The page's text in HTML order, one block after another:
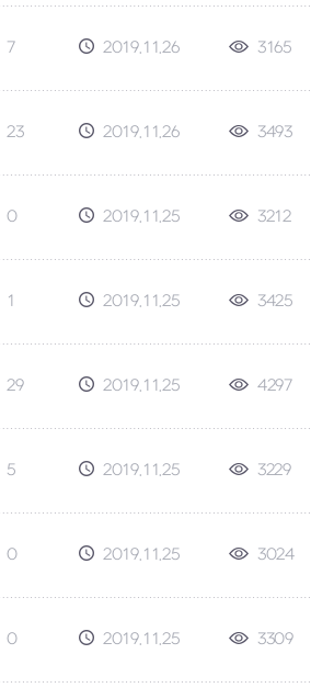
7 2019.11.26 3165
23 2019.11.26 3493
0 2019.11.25 3212
1 2019.11.25 3425
29 2019.11.25 4297
5 2019.11.25 3229
0 2019.11.25 3024
0 2019.11.25 3309